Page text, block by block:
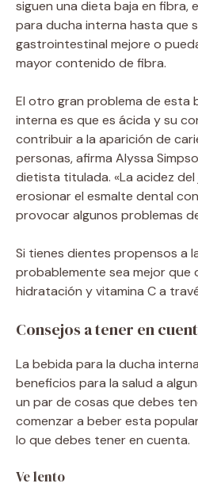
siguen una dieta baja en fibra,
para ducha interna hasta que
gastrointestinal mejore o
mayor contenido de fibra.
El otro gran problema de esta
interna es que es ácida y su
contribuir a la aparición de
personas, afirma Alyssa
dietista titulada. «La acidez
erosionar el esmalte dental
provocar algunos problemas
Si tienes dientes propensos a
probablemente sea mejor que
hidratación y vitamina C a
Consejos a tener en
La bebida para la ducha
beneficios para la salud a
un par de cosas que debes
comenzar a beber esta
lo que debes tener en cuenta.
Ve lento